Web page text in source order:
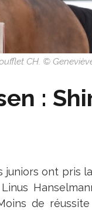
CH. ©
:
juniors ont pris
de